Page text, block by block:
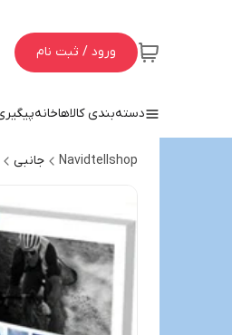
ورود / ثبت نام
دسته‌بندی کالاهاخانه
Navidtellshop جانبی